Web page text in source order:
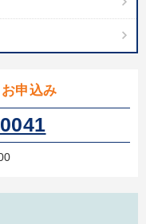
演シリーズ
き出す組織づくり
後継社長・アトツギ
Ｄ・講演ＤＶＤ・デジ
ンロード）
申込み